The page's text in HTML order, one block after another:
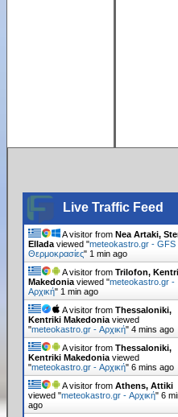
Live Traffic Feed
A visitor fromNea Artaki,
Ellada viewed "meteokastro.gr - GFS
Θερμοκρασίες" 1 min ago
A visitor fromTrilofon,
Makedonia viewed "meteokastro.gr -
Αρχική" 1 min ago
A visitor fromThessaloniki,
Kentriki Makedonia viewed
"meteokastro.gr - Αρχική"4 mins ago
A visitor fromThessaloniki,
Kentriki Makedonia viewed
"meteokastro.gr - Αρχική"6 mins ago
A visitor fromAthens, Attiki
viewed "meteokastro.gr - Αρχική"6
ago